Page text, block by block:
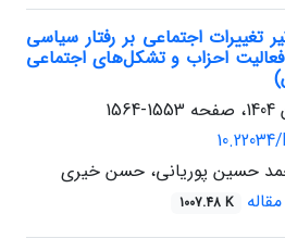
تغییرات اجتماعی بر رفتار سیاسی
احزاب و تشکل‌های اجتماعی
1553-1564
حسین پوریانی، حسن خیری
1007.48 K